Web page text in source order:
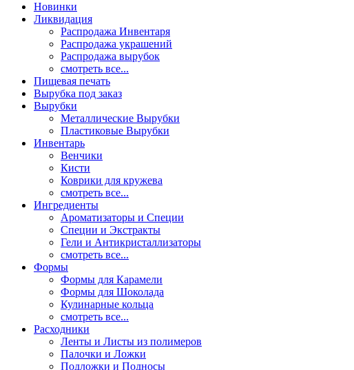
Новинки
Ликвидация
Распродажа Инвентаря
Распродажа украшений
Распродажа вырубок
смотреть все...
Пищевая печать
Вырубка под заказ
Вырубки
Металлические Вырубки
Пластиковые Вырубки
Инвентарь
Венчики
Кисти
Коврики для кружева
смотреть все...
Ингредиенты
Ароматизаторы и Специи
Специи и Экстракты
Гели и Антикристаллизаторы
смотреть все...
Формы
Формы для Карамели
Формы для Шоколада
Кулинарные кольца
смотреть все...
Расходники
Ленты и Листы из полимеров
Палочки и Ложки
Подложки и Подносы